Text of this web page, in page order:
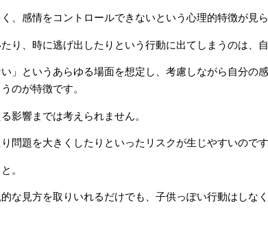
感情をコントロールできないという心理的特徴が見ら
、時に逃げ出したりという行動に出てしまうのは、
というあらゆる場面を想定し、考慮しながら自分の
のが特徴です。
影響までは考えられません。
問題を大きくしたりといったリスクが生じやすいのです
。
な見方を取りいれるだけでも、子供っぽい行動はしな